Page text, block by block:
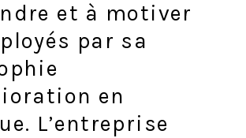
et à motiver
par sa
en
L’entreprise